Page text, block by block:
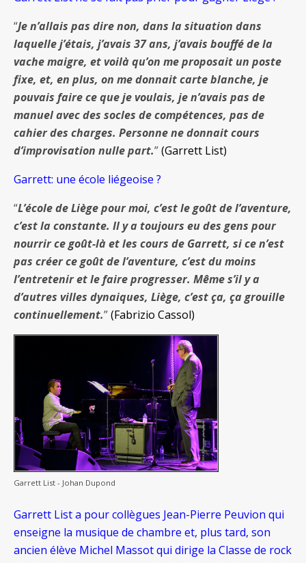
“Je n’allais pas dire non, dans la situation dans
laquelle j’étais, j’avais 37 ans, j’avais bouffé de la
vache maigre, et voilà qu’on me proposait un poste
fixe, et, en plus, on me donnait carte blanche, je
pouvais faire ce que je voulais, je n’avais pas de
manuel avec des socles de compétences, pas de
cahier des charges. Personne ne donnait cours
d’improvisation nulle part.”(Garrett List)
Garrett: une école liégeoise ?
“L’école de Liège pour moi, c’est le goût de l’aventure,
c’est la constante. Il y a toujours eu des gens pour
nourrir ce goût-là et les cours de Garrett, si ce n’est
pas créer ce goût de l’aventure, c’est du moins
l’entretenir et le faire progresser. Même s’il y a
d’autres villes dynaiques, Liège, c’est ça, ça grouille
continuellement.”(Fabrizio Cassol)
Garrett List - Johan Dupond
Garrett List a pour collègues Jean-Pierre Peuvion qui
enseigne la musique de chambre et, plus tard, son
ancien élève Michel Massot qui dirige la Classe de rock